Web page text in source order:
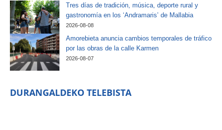
Tres días de tradición, música, deporte rural y
gastronomía en los ‘Andramaris’ de Mallabia
2026-08-08
Amorebieta anuncia cambios temporales de tráfico
por las obras de la calle Karmen
2026-08-07
DURANGALDEKO TELEBISTA